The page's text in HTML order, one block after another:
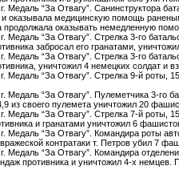
Медаль “За Отвагу”. Санинструктора
оказывала медицинскую помощь
продолжала оказывать немедленную
Медаль “За Отвагу”. Стрелка 3-го
забросал его гранатами,
Медаль “За Отвагу”. Стрелка 3-го
уничтожил 4 немецких солдат и
Медаль “За Отвагу”. Стрелка 9-й
Медаль “За Отвагу”. Пулеметчика 3-го
из своего пулемета уничтожил 20
Медаль “За Отвагу”. Стрелка 7-й
и гранатами уничтожил 6
Медаль “За Отвагу”. Командира роты
контратаки т. Петров убил 7
Медаль “За Отвагу”. Командира
противника и уничтожил 4-х немцев.